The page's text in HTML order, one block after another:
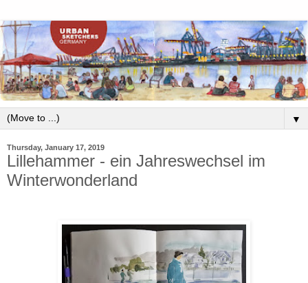
▼
Thursday, January 17, 2019
Lillehammer - ein Jahreswechsel im
Winterwonderland